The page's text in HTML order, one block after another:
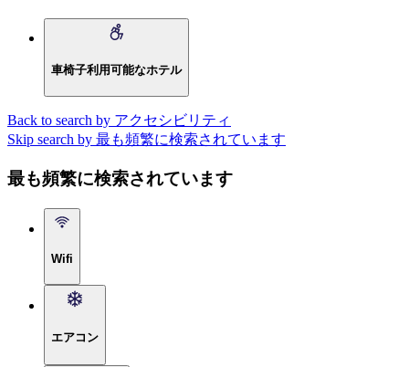
車椅子利用可能なホテル
Back to search by アクセシビリティ
Skip search by 最も頻繁に検索されています
最も頻繁に検索されています
Wifi
エアコン